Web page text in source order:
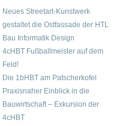
Neues Streetart-Kunstwerk
gestaltet die Ostfassade der HTL
Bau Informatik Design
4cHBT Fußballmeister auf dem
Feld!
Die 1bHBT am Patscherkofel
Praxisnaher Einblick in die
Bauwirtschaft – Exkursion der
4cHBT